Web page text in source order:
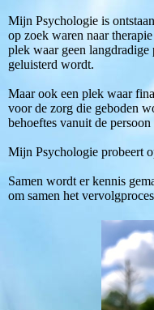
Mijn Psychologie is
op zoek waren naar
plek waar geen langdradige
geluisterd wordt.
Maar ook een plek waar
voor de zorg die geboden
behoeftes vanuit de persoon
Mijn Psychologie probeert
Samen wordt er kennis
om samen het